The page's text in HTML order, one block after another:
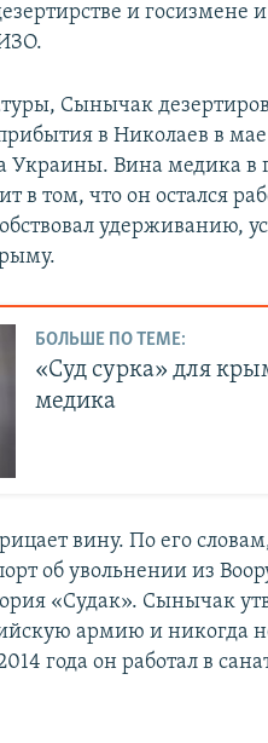
и госизмене
Сынычак
в Николаев в мае
Украины. Вина медика в
в том, что он остался
удерживанию,
БОЛЬШЕ ПО ТЕМЕ:
«Суд сурка» для
медика
вину. По его
об увольнении из
«Судак». Сынычак
армию и никогда
года он работал в